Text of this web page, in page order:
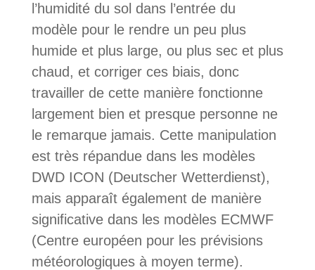
l’humidité du sol dans l’entrée du
modèle pour le rendre un peu plus
humide et plus large, ou plus sec et plus
chaud, et corriger ces biais, donc
travailler de cette manière fonctionne
largement bien et presque personne ne
le remarque jamais. Cette manipulation
est très répandue dans les modèles
DWD ICON (Deutscher Wetterdienst),
mais apparaît également de manière
significative dans les modèles ECMWF
(Centre européen pour les prévisions
météorologiques à moyen terme).